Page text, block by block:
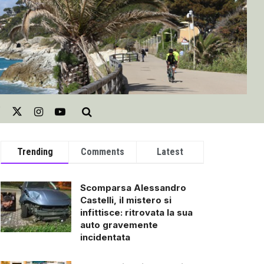
Trending Comments Latest
Scomparsa Alessandro
Castelli, il mistero si
infittisce: ritrovata la sua
auto gravemente
incidentata